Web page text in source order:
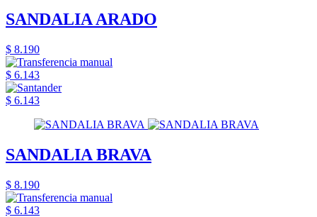
SANDALIA ARADO
$ 8.190
$ 6.143
$ 6.143
SANDALIA BRAVA
$ 8.190
$ 6.143